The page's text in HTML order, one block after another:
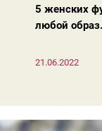
5 женских
любой
21.06.2022